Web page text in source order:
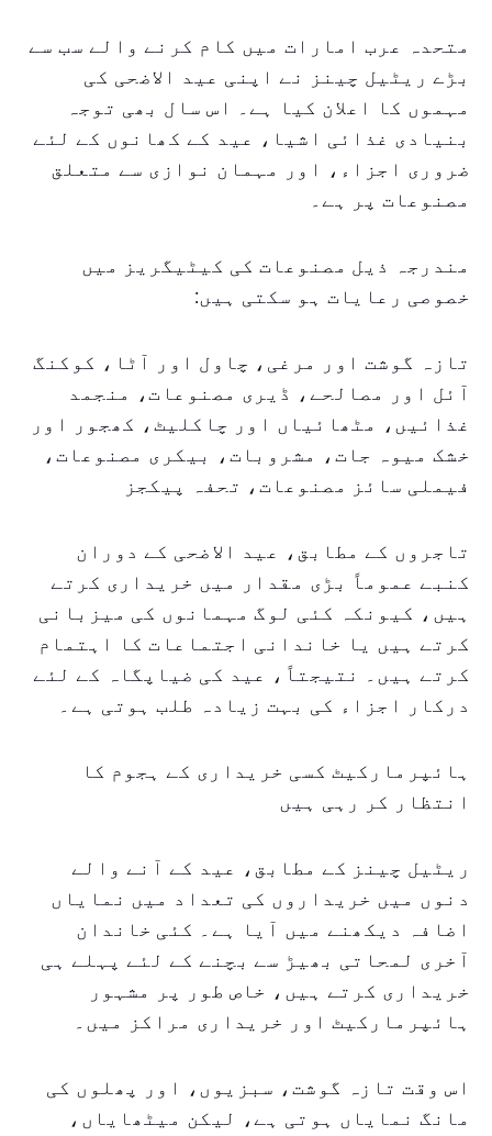
متحدہ عرب امارات میں کام کرنے والے سب سے
بڑے ریٹیل چینز نے اپنی عید الاضحی کی
مہموں کا اعلان کیا ہے۔ اس سال بھی توجہ
بنیادی غذائی اشیا، عید کے کھانوں کے لئے
ضروری اجزاء، اور مہمان نوازی سے متعلق
مصنوعات پر ہے۔
مندرجہ ذیل مصنوعات کی کیٹیگریز میں
خصوصی رعایات ہو سکتی ہیں:
تازہ گوشت اور مرغی، چاول اور آٹا، کوکنگ
آئل اور مصالحے، ڈیری مصنوعات، منجمد
غذائیں، مٹھائیاں اور چاکلیٹ، کھجور اور
خشک میوہ جات، مشروبات، بیکری مصنوعات،
فیملی سائز مصنوعات، تحفہ پیکجز
تاجروں کے مطابق، عید الاضحی کے دوران
کنبے عموماً بڑی مقدار میں خریداری کرتے
ہیں، کیونکہ کئی لوگ مہمانوں کی میزبانی
کرتے ہیں یا خاندانی اجتماعات کا اہتمام
کرتے ہیں۔ نتیجتاً، عید کی ضیاپگاہ کے لئے
درکار اجزاء کی بہت زیادہ طلب ہوتی ہے۔
ہائپرمارکیٹ کسی خریداری کے ہجوم کا
انتظار کر رہی ہیں
ریٹیل چینز کے مطابق، عید کے آنے والے
دنوں میں خریداروں کی تعداد میں نمایاں
اضافہ دیکھنے میں آیا ہے۔ کئی خاندان
آخری لمحاتی بھیڑ سے بچنے کے لئے پہلے ہی
خریداری کرتے ہیں، خاص طور پر مشہور
ہائپرمارکیٹ اور خریداری مراکز میں۔
اس وقت تازہ گوشت، سبزیوں، اور پھلوں کی
مانگ نمایاں ہوتی ہے، لیکن میٹھایاں،